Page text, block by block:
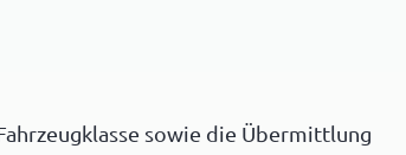
sowie die Übermittlung